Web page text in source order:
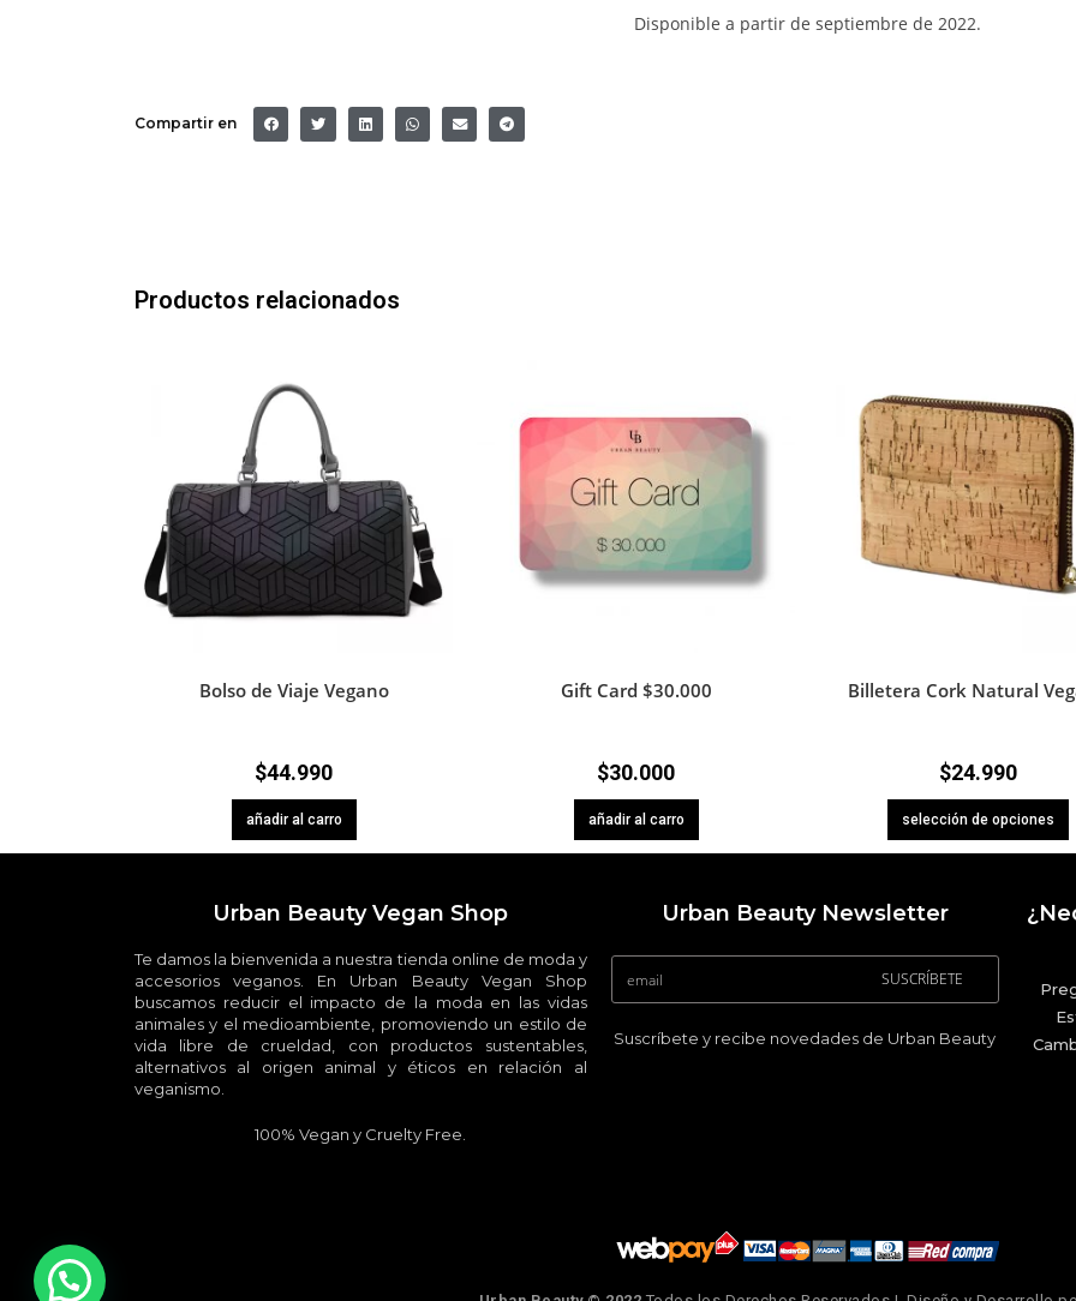
Disponible a partir de septiembre de 2022.
Compartir en
Productos relacionados
Bolso de Viaje Vegano
$44.990
añadir al carro
Gift Card $30.000
$30.000
añadir al carro
Billetera Cork Natural
$24.990
selección de opciones
Urban Beauty Vegan Shop
Te damos la bienvenida a nuestra tienda online de moda y
accesorios veganos. En Urban Beauty Vegan Shop
buscamos reducir el impacto de la moda en las vidas
animales y el medioambiente, promoviendo un estilo de
vida libre de crueldad, con productos sustentables,
alternativos al origen animal y éticos en relación al
veganismo.
100% Vegan y Cruelty Free.
Urban Beauty Newsletter
SUSCRÍBETE
Suscríbete y recibe novedades de Urban Beauty